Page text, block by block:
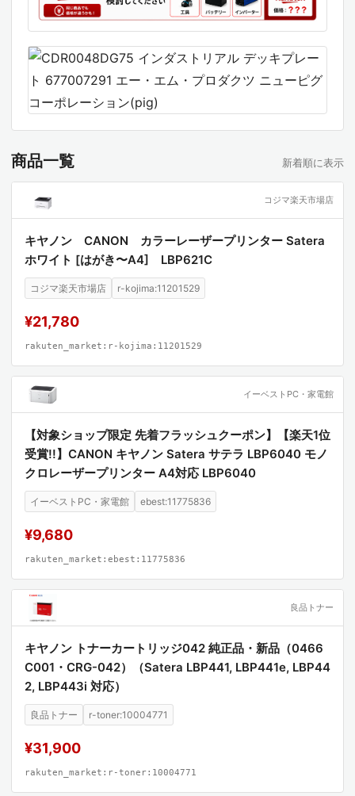
商品一覧 新着順に表示
コジマ楽天市場店
キヤノン CANON カラーレーザープリンター Satera
ホワイト [はがき〜A4] LBP621C
コジマ楽天市場店 r-kojima:11201529
¥21,780
rakuten_market:r-kojima:11201529
イーベストPC・家電館
【対象ショップ限定 先着フラッシュクーポン】【楽天1位
受賞!!】CANON キヤノン Satera サテラ LBP6040 モノ
クロレーザープリンター A4対応 LBP6040
イーベストPC・家電館 ebest:11775836
¥9,680
rakuten_market:ebest:11775836
良品トナー
キヤノン トナーカートリッジ042 純正品・新品（0466
C001・CRG-042）（Satera LBP441, LBP441e, LBP44
2, LBP443i 対応）
良品トナー r-toner:10004771
¥31,900
rakuten_market:r-toner:10004771